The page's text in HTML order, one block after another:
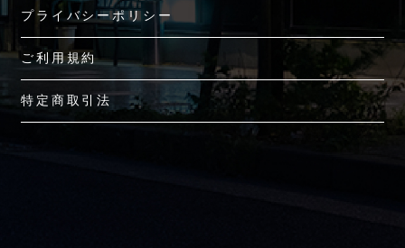
プライバシーポリシー
ご利用規約
特定商取引法